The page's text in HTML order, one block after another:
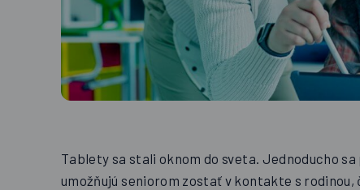
Tablety sa stali oknom do sveta. Jednoducho
umožňujú seniorom zostať v kontakte s